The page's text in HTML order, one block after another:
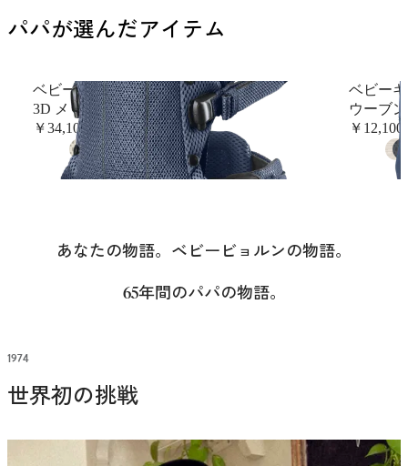
パパが選んだアイテム
ベビーキャリア Harmony
3D メッシュ, ネイビー
￥34,100
+6
ベビー
ウーブ
￥12,100
あなたの物語。ベビービョルンの物語。
65年間のパパの物語。
1974
世界初の挑戦